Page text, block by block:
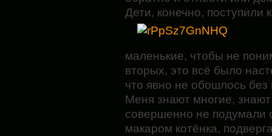
Дети, конечно, поступили
маленькие, чтобы не
вторых, это всё было
что явно не обошлось без
Меня знают многие,
совершенно не подумали
макаром котёнка,